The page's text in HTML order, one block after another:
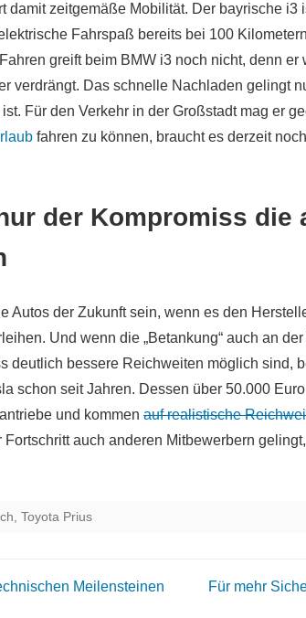
damit zeitgemäße Mobilität. Der bayrische i3
Fahrspaß bereits bei 100
greift beim BMW i3 noch nicht, denn er
verdrängt. Das schnelle Nachladen gelingt
Für den Verkehr in der Großstadt mag er
fahren zu können, braucht es derzeit
der Kompromiss die
Autos der Zukunft sein, wenn es den
Und wenn die „Betankung“ auch an
deutlich bessere Reichweiten möglich sind,
schon seit Jahren. Dessen über 50.000
und kommen auf realistische
Fortschritt auch anderen Mitbewerbern
Toyota Prius
Meilensteinen
Für mehr